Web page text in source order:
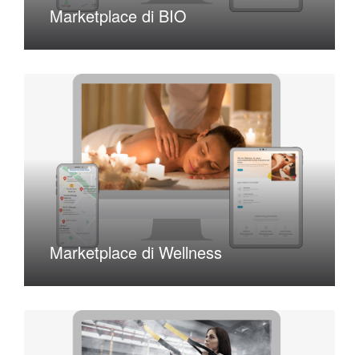
Marketplace di BIO
Marketplace di Wellness